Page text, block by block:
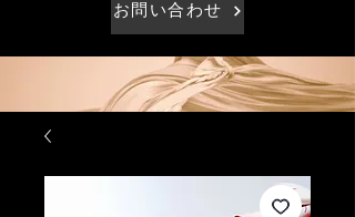
お問い合わせ